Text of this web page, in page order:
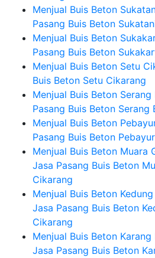
Menjual Buis Beton
Pasang Buis Beton
Menjual Buis Beton
Pasang Buis Beton
Menjual Buis Beton Setu
Buis Beton Setu Cikarang
Menjual Buis Beton
Pasang Buis Beton Serang
Menjual Buis Beton
Pasang Buis Beton
Menjual Buis Beton Muara
Jasa Pasang Buis Beton
Cikarang
Menjual Buis Beton
Jasa Pasang Buis Beton
Cikarang
Menjual Buis Beton
Jasa Pasang Buis Beton